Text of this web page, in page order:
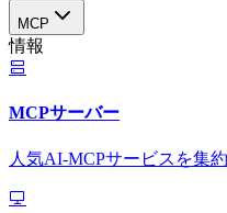
MCP
情報
MCPサーバー
人気AI-MCPサービスを集